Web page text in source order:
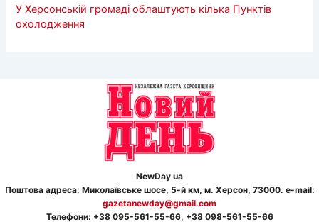
У Херсонській громаді облаштують кілька Пунктів
охолодження
NewDay ua
Поштова адреса: Миколаївське шосе, 5-й км, м. Херсон, 73000. e-mail:
gazetanewday@gmail.com
Телефони: +38 095-561-55-66, +38 098-561-55-66